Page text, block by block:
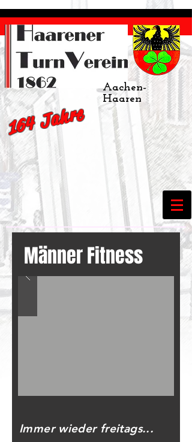
Aachen-
Haaren
164 Jahre
Männer Fitness
Immer wieder freitags...